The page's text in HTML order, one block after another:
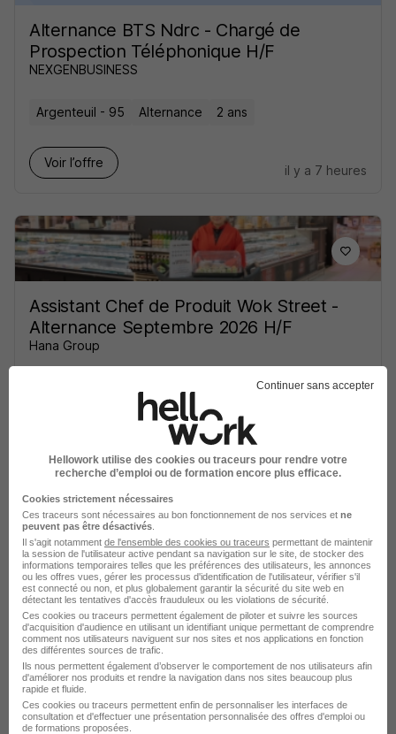
Alternance BTS Ndrc - Chargé de
Prospection Téléphonique H/F
NEXGENBUSINESS
Argenteuil - 95 Alternance 2 ans
Voir l’offre
il y a 7 heures
Assistant Chef de Produit Wok Street -
Alternance Septembre 2026 H/F
Hana Group
492,22 - 1 823,03 € / mois
Voir l’offre
il y a 7 heures
Alternance - Chargé·e de Mission
Stratégie RSE - Bac+4 Bac+5 H/F
L'institut d'économie durable
Paris - 75
Télétravail occasionnel
+ 1
Continuer sans accepter
Hellowork utilise des cookies ou traceurs pour rendre votre
recherche d’emploi ou de formation encore plus efficace.
Cookies strictement nécessaires
Ces traceurs sont nécessaires au bon fonctionnement de nos services et ne
peuvent pas être désactivés
Il s'agit notamment de l'ensemble des cookies ou traceurs permettant de maintenir
la session de l'utilisateur active pendant sa navigation sur le site, de stocker des
informations temporaires telles que les préférences des utilisateurs, les annonces
ou les offres vues, gérer les processus d'identification de l'utilisateur, vérifier s'il
est connecté ou non, et plus globalement garantir la sécurité du site web en
détectant les tentatives d'accès frauduleux ou les violations de sécurité.
Ces cookies ou traceurs permettent également de piloter et suivre les sources
d'acquisition d'audience en utilisant un identifiant unique permettant de comprendre
comment nos utilisateurs naviguent sur nos sites et nos applications en fonction
des différentes sources de trafic.
Ils nous permettent également d’observer le comportement de nos utilisateurs afin
d'améliorer nos produits et rendre la navigation dans nos sites beaucoup plus
rapide et fluide.
Ces cookies ou traceurs permettent enfin de personnaliser les interfaces de
consultation et d'effectuer une présentation personnalisée des offres d'emploi ou
de formations proposées.